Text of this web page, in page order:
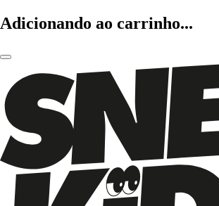
Adicionando ao carrinho...